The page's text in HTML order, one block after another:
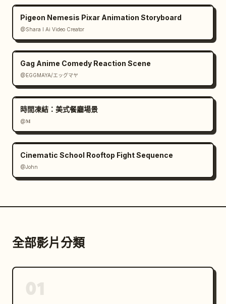
Pigeon Nemesis Pixar Animation Storyboard
@Shara I Ai Video Creator
Gag Anime Comedy Reaction Scene
@EGGMAYA/エッグマヤ
時間凍結：美式餐廳場景
@𝐌
Cinematic School Rooftop Fight Sequence
@John
全部影片分類